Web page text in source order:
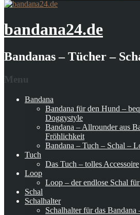
bandana24.de
Bandanas – Tücher –
Menu
Bandana
Bandana für den Hund –
Doggystyle
Bandana – Allrounder aus
Fröhlichkeit
Bandana – Tuch – Schal –
Tuch
Das Tuch – tolles Accessoire
Loop
Loop – der endlose Schal
Schal
Schalhalter
Schalhalter für das